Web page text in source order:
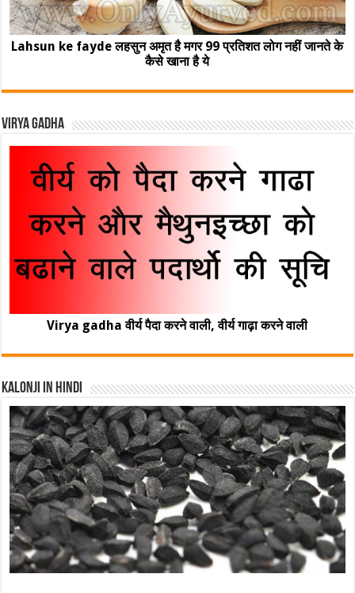
Lahsun ke fayde लहसुन अमृत है मगर 99 प्रतिशत लोग नहीं जानते के
कैसे खाना है ये
Virya Gadha
Virya gadha वीर्य पैदा करने वाली, वीर्य गाढ़ा करने वाली
Kalonji In Hindi